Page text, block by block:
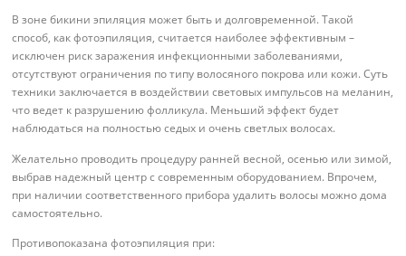
В зоне бикини эпиляция может быть и долговременной. Такой
способ, как фотоэпиляция, считается наиболее эффективным –
исключен риск заражения инфекционными заболеваниями,
отсутствуют ограничения по типу волосяного покрова или кожи. Суть
техники заключается в воздействии световых импульсов на меланин,
что ведет к разрушению фолликула. Меньший эффект будет
наблюдаться на полностью седых и очень светлых волосах.
Желательно проводить процедуру ранней весной, осенью или зимой,
выбрав надежный центр с современным оборудованием. Впрочем,
при наличии соответственного прибора удалить волосы можно дома
самостоятельно.
Противопоказана фотоэпиляция при: